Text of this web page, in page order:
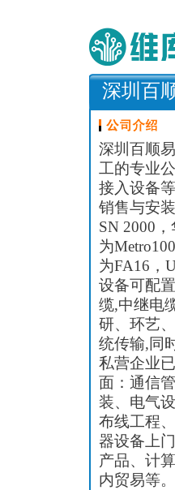
深圳百
深圳百顺
工的专业
接入设备
销售与安
SN 2000
为
为FA16，
设备可配
缆,中继电
研、环艺
统传输,同
私营企业
面：通信
装、电气
布线工程
器设备上
产品、计
内贸易等